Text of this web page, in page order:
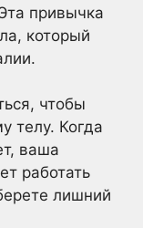
привычка
который
чтобы
телу. Когда
ваша
работать
лишний